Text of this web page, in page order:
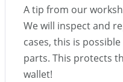
A tip from our
We will inspect and
cases, this is
parts. This protects
wallet!